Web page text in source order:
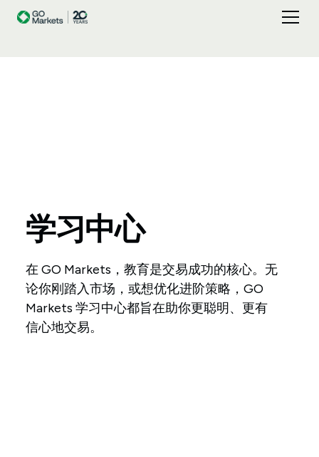
学习中心
在 GO Markets，教育是交易成功的核心。无
论你刚踏入市场，或想优化进阶策略，GO
Markets 学习中心都旨在助你更聪明、更有
信心地交易。